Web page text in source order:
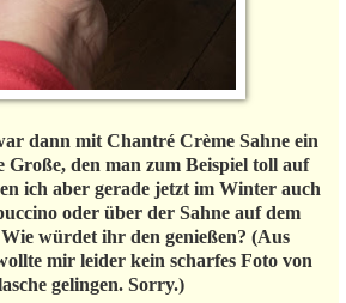
dann mit Chantré Crème Sahne ein
den man zum Beispiel toll auf
ich aber gerade jetzt im Winter auch
oder über der Sahne auf dem
würdet ihr den genießen? (Aus
mir leider kein scharfes Foto von
gelingen. Sorry.)